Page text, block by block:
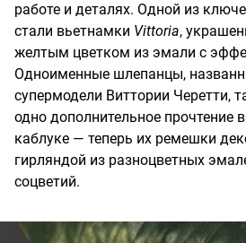
работе и деталях. Одной из
стали вьетнамки Vittoria,
желтым цветком из эмали с
Одноименные шлепанцы,
супермодели Виттории Черетти,
одно дополнительное прочтение
каблуке — теперь их ремешки
гирляндой из разноцветных
соцветий.